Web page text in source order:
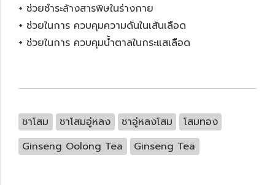
+ ช่วยชำระล้างสารพิษในร่างกาย
+ ช่วยในการ ควบคุมความดันในเส้นเลือด
+ ช่วยในการ ควบคุมน้ำตาลในกระแสเลือด
ชาโสม ชาโสมอู่หลง ชาอู่หลงโสม
โสมทอง
Ginseng Oolong Tea
Ginseng Tea